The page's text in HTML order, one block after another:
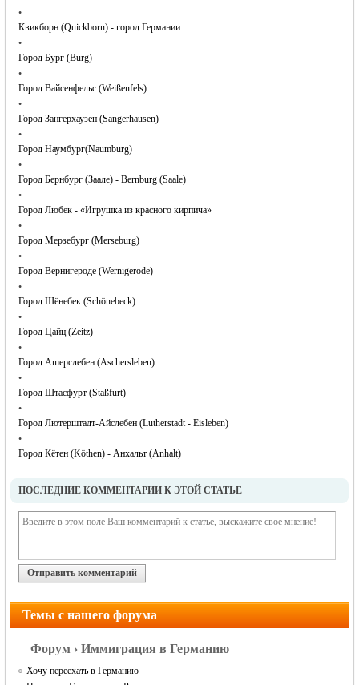
•
Квикборн (Quickborn) - город Германии
•
Город Бург (Burg)
•
Город Вайсенфельс (Weißenfels)
•
Город Зангерхаузен (Sangerhausen)
•
Город Наумбург(Naumburg)
•
Город Бернбург (Заале) - Bernburg (Saale)
•
Город Любек - «Игрушка из красного кирпича»
•
Город Мерзебург (Merseburg)
•
Город Вернигероде (Wernigerode)
•
Город Шёнебек (Schönebeck)
•
Город Цайц (Zeitz)
•
Город Ашерслебен (Aschersleben)
•
Город Штасфурт (Staßfurt)
•
Город Лютерштадт-Айслебен (Lutherstadt - Eisleben)
•
Город Кётен (Köthen) - Анхальт (Anhalt)
ПОСЛЕДНИЕ КОММЕНТАРИИ К ЭТОЙ СТАТЬЕ
Отправить комментарий
Темы с нашего форума
Форум › Иммиграция в Германию
Хочу переехать в Германию